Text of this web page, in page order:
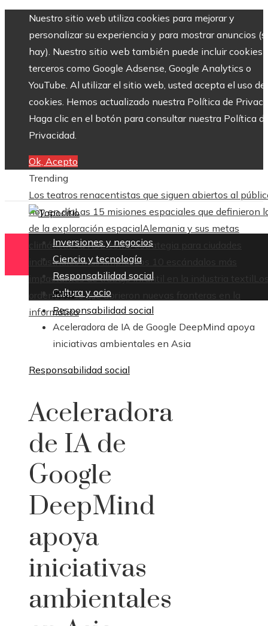
Nuestro sitio web utiliza cookies para mejorar y
personalizar su experiencia y para mostrar anuncios
hay). Nuestro sitio web también puede incluir cookies
terceros como Google Adsense, Google Analytics o
YouTube. Al utilizar el sitio web, usted acepta el uso de
cookies. Hemos actualizado nuestra Política de
Haga clic en el botón para consultar nuestra Política
Privacidad.
Ok, Acepto
Trending
Los teatros renacentistas que siguen abiertos al
hoy en díaLas 15 misiones espaciales que definieron
de la exploración espacialAlemania y sus metas
climáticas: la RSE como estrategia para ciudades
industriales más limpiasLos 10 escándalos más
impactantes de trabajo infantil en la industria textil
ordenadores que abrieron nuevas fronteras en la
informática
Inversiones y negocios
Ciencia y tecnología
Responsabilidad social
Cultura y ocio
Inicio
Responsabilidad social
Aceleradora de IA de Google DeepMind apoya
iniciativas ambientales en Asia
Responsabilidad social
Aceleradora
de IA de
Google
DeepMind
apoya
iniciativas
ambientales